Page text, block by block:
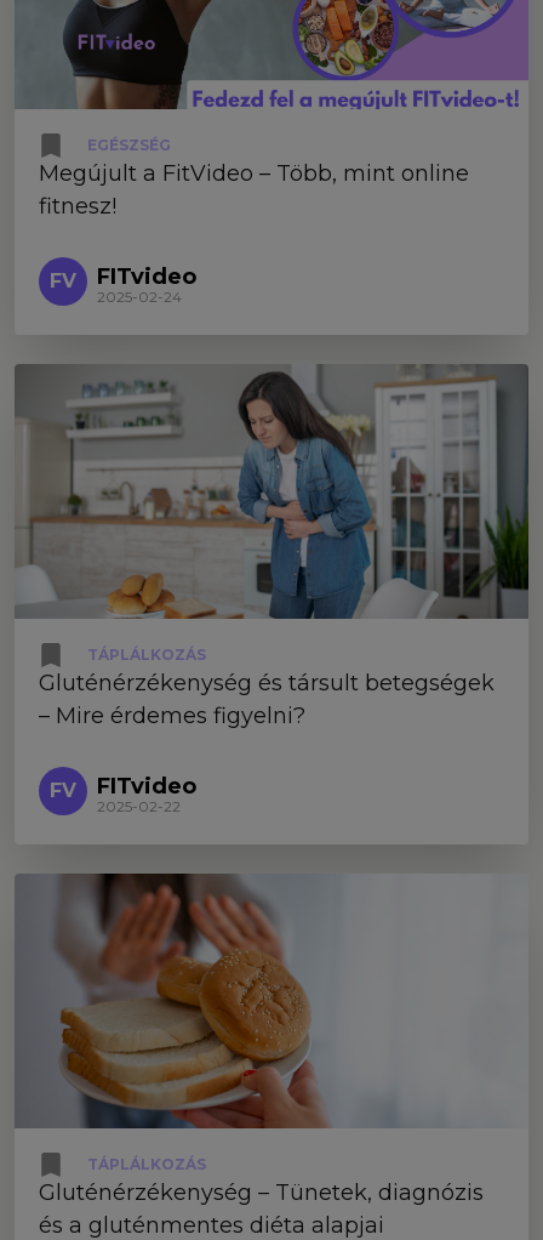
EGÉSZSÉG
Megújult a FitVideo – Több, mint online
fitnesz!
FV FITvideo
2025-02-24
TÁPLÁLKOZÁS
Gluténérzékenység és társult betegségek
– Mire érdemes figyelni?
FV FITvideo
2025-02-22
TÁPLÁLKOZÁS
Gluténérzékenység – Tünetek, diagnózis
és a gluténmentes diéta alapjai